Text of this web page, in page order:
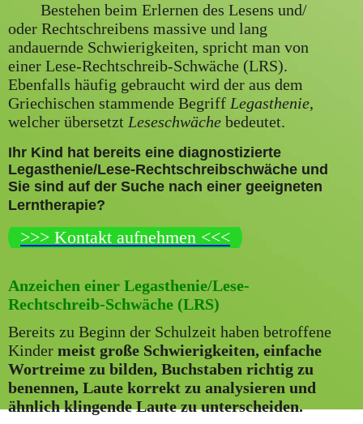
Bestehen beim Erlernen des Lesens und/
oder Rechtschreibens massive und lang
andauernde Schwierigkeiten, spricht man von
einer Lese-Rechtschreib-Schwäche (LRS).
Ebenfalls häufig gebraucht wird der aus dem
Griechischen stammende Begriff Legasthenie,
welcher übersetzt Leseschwäche bedeutet.
Ihr Kind hat bereits eine diagnostizierte
Legasthenie/Lese-Rechtschreibschwäche und
Sie sind auf der Suche nach einer geeigneten
Lerntherapie?
>>> Kontakt aufnehmen <<<
Anzeichen einer Legasthenie/Lese-
Rechtschreib-Schwäche (LRS)
Bereits zu Beginn der Schulzeit haben betroffene
Kinder meist große Schwierigkeiten, einfache
Wortreime zu bilden, Buchstaben richtig zu
benennen, Laute korrekt zu analysieren und
ähnlich klingende Laute zu unterscheiden.